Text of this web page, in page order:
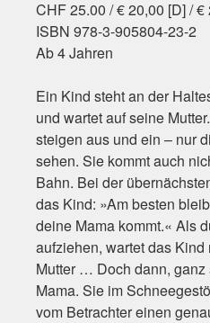
CHF 25.00 / € 20,00 [D] / €
ISBN 978-3-905804-23-2
Ab 4 Jahren
Ein Kind steht an der
und wartet auf seine
steigen aus und ein – nur
sehen. Sie kommt auch
Bahn. Bei der
das Kind: »Am besten
deine Mama kommt.« Als
aufziehen, wartet das
Mutter … Doch dann, ganz
Mama. Sie im
vom Betrachter einen